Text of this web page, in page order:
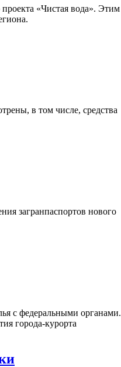
«Чистая вода». Этим
в том числе, средства
загранпаспортов нового
с федеральными органами.
города-курорта